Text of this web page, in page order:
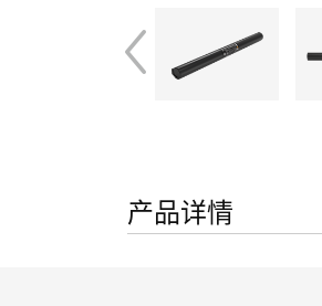
产品详情